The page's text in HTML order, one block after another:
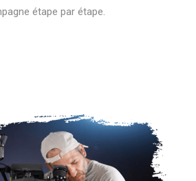
étape par étape.